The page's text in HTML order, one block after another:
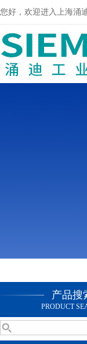
您好，欢迎进入上海涌
产品搜
PRODUCT